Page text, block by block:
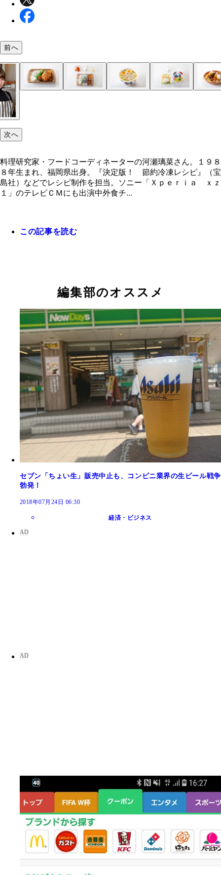
前へ
次へ
料理研究家・フードコーディネーターの河瀬璃菜さん。１９８
８年生まれ、福岡県出身。『決定版！ 節約冷凍レシピ』（宝
島社）などでレシピ制作を担当。ソニー「Ｘｐｅｒｉａ ｘｚ
１」のテレビＣＭにも出演中外食チ...
この記事を読む
編集部のオススメ
セブン「ちょい生」販売中止も、コンビニ業界の生ビール戦争
勃発！
2018年07月24日 06:30
経済・ビジネス